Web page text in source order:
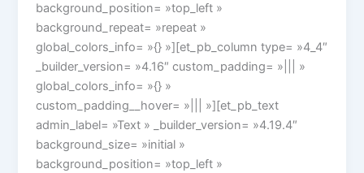
background_position= »top_left »
background_repeat= »repeat »
global_colors_info= »{} »][et_pb_column type= »4_4″
_builder_version= »4.16″ custom_padding= »||| »
global_colors_info= »{} »
custom_padding__hover= »||| »][et_pb_text
admin_label= »Text » _builder_version= »4.19.4″
background_size= »initial »
background_position= »top_left »